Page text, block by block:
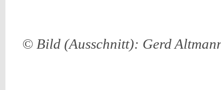
© Bild (Ausschnitt): Gerd